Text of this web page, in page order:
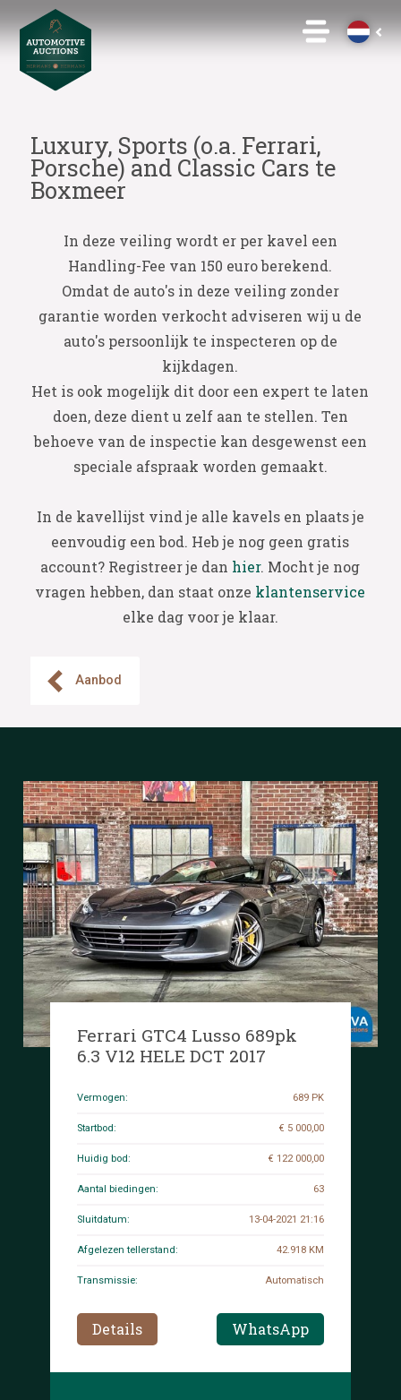
Luxury, Sports (o.a. Ferrari,
Porsche) and Classic Cars te
Boxmeer
In deze veiling wordt er per kavel een
Handling-Fee van 150 euro berekend.
Omdat de auto's in deze veiling zonder
garantie worden verkocht adviseren wij u de
auto's persoonlijk te inspecteren op de
kijkdagen.
Het is ook mogelijk dit door een expert te laten
doen, deze dient u zelf aan te stellen. Ten
behoeve van de inspectie kan desgewenst een
speciale afspraak worden gemaakt.
In de kavellijst vind je alle kavels en plaats je
eenvoudig een bod. Heb je nog geen gratis
account? Registreer je dan hier. Mocht je nog
vragen hebben, dan staat onze klantenservice
elke dag voor je klaar.
Aanbod
Ferrari GTC4 Lusso 689pk
6.3 V12 HELE DCT 2017
Vermogen: 689 PK
Startbod: € 5 000,00
Huidig bod: € 122 000,00
Aantal biedingen: 63
Sluitdatum: 13-04-2021 21:16
Afgelezen tellerstand: 42.918 KM
Transmissie: Automatisch
Details WhatsApp